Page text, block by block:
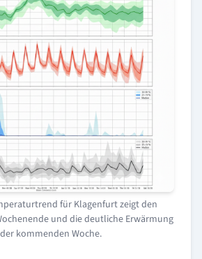
für Klagenfurt zeigt den
und die deutliche Erwärmung
kommenden Woche.